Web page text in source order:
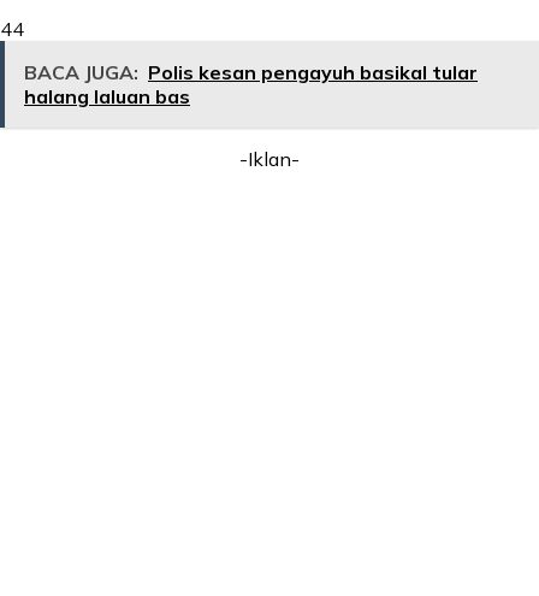
44
BACA JUGA: Polis kesan pengayuh basikal tular
halang laluan bas
-Iklan-